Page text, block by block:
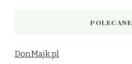
POLECANE
DonMajk.pl